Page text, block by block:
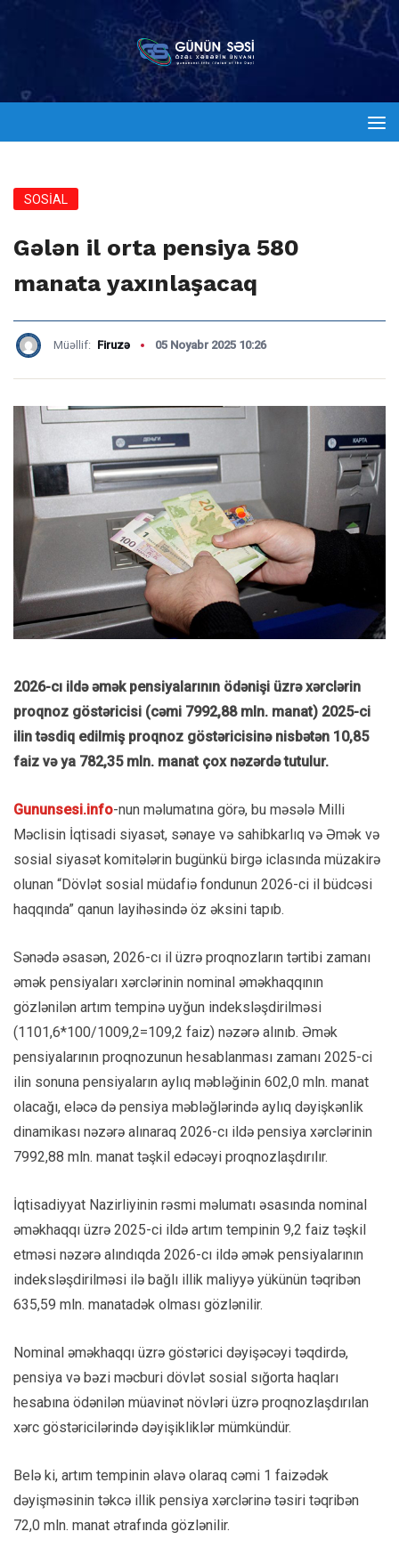
SOSİAL
Gələn il orta pensiya 580
manata yaxınlaşacaq
Müəllif: Firuzə 05 Noyabr 2025 10:26
2026-cı ildə əmək pensiyalarının ödənişi üzrə xərclərin
proqnoz göstəricisi (cəmi 7992,88 mln. manat) 2025-ci
ilin təsdiq edilmiş proqnoz göstəricisinə nisbətən 10,85
faiz və ya 782,35 mln. manat çox nəzərdə tutulur.
Gununsesi.info-nun məlumatına görə, bu məsələ Milli
Məclisin İqtisadi siyasət, sənaye və sahibkarlıq və Əmək və
sosial siyasət komitələrin bugünkü birgə iclasında müzakirə
olunan “Dövlət sosial müdafiə fondunun 2026-ci il büdcəsi
haqqında” qanun layihəsində öz əksini tapıb.
Sənədə əsasən, 2026-cı il üzrə proqnozların tərtibi zamanı
əmək pensiyaları xərclərinin nominal əməkhaqqının
gözlənilən artım tempinə uyğun indeksləşdirilməsi
(1101,6*100/1009,2=109,2 faiz) nəzərə alınıb. Əmək
pensiyalarının proqnozunun hesablanması zamanı 2025-ci
ilin sonuna pensiyaların aylıq məbləğinin 602,0 mln. manat
olacağı, eləcə də pensiya məbləğlərində aylıq dəyişkənlik
dinamikası nəzərə alınaraq 2026-cı ildə pensiya xərclərinin
7992,88 mln. manat təşkil edəcəyi proqnozlaşdırılır.
İqtisadiyyat Nazirliyinin rəsmi məlumatı əsasında nominal
əməkhaqqı üzrə 2025-ci ildə artım tempinin 9,2 faiz təşkil
etməsi nəzərə alındıqda 2026-cı ildə əmək pensiyalarının
indeksləşdirilməsi ilə bağlı illik maliyyə yükünün təqribən
635,59 mln. manatadək olması gözlənilir.
Nominal əməkhaqqı üzrə göstərici dəyişəcəyi təqdirdə,
pensiya və bəzi məcburi dövlət sosial sığorta haqları
hesabına ödənilən müavinət növləri üzrə proqnozlaşdırılan
xərc göstəricilərində dəyişikliklər mümkündür.
Belə ki, artım tempinin əlavə olaraq cəmi 1 faizədək
dəyişməsinin təkcə illik pensiya xərclərinə təsiri təqribən
72,0 mln. manat ətrafında gözlənilir.